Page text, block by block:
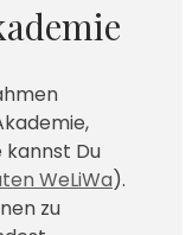
kannst Du
WeLiWa).
zu